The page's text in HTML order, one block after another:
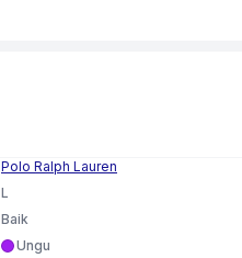
Polo Ralph Lauren
L
Baik
Ungu